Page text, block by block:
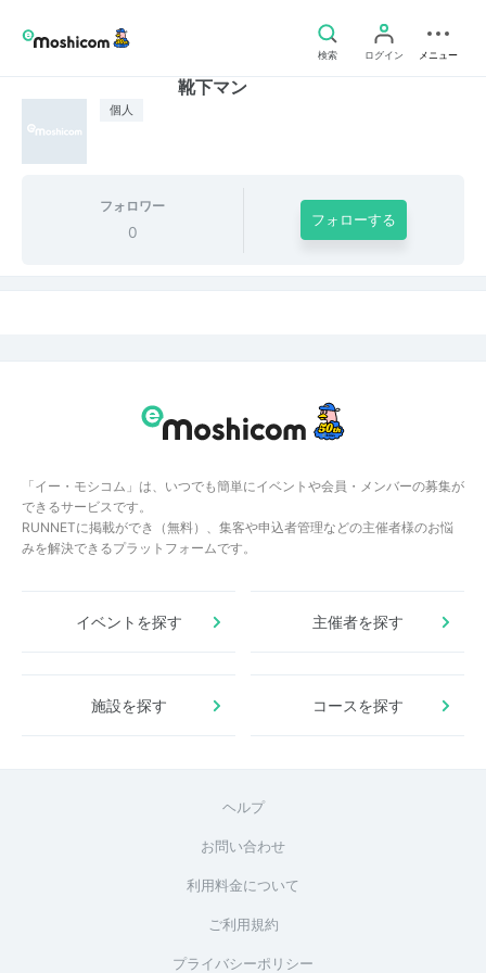
検索 ログイン メニュー
個人
靴下マン
フォロワー
0
フォローする
「イー・モシコム」は、いつでも簡単にイベントや会員・メンバーの募集が
できるサービスです。
RUNNETに掲載ができ（無料）、集客や申込者管理などの主催者様のお悩
みを解決できるプラットフォームです。
イベントを探す 主催者を探す
施設を探す コースを探す
ヘルプ
お問い合わせ
利用料金について
ご利用規約
プライバシーポリシー